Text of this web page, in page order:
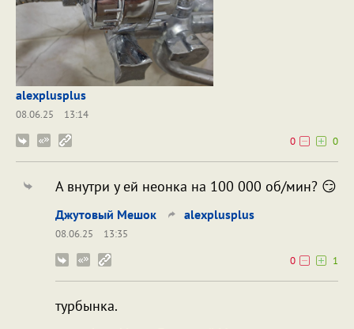
alexplusplus
08.06.25
13:14
0
0
А внутри у ей неонка на 100 000 об/мин? 😏
Джутовый Мешок alexplusplus
08.06.25
13:35
0
1
турбынка.